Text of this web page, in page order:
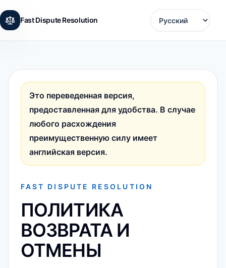
Fast Dispute Resolution
Language
Это переведенная версия,
предоставленная для удобства. В случае
любого расхождения
преимущественную силу имеет
английская версия.
FAST DISPUTE RESOLUTION
ПОЛИТИКА
ВОЗВРАТА И
ОТМЕНЫ